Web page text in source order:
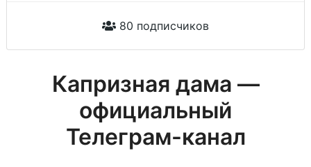
80 подписчиков
Капризная дама —
официальный
Телеграм-канал